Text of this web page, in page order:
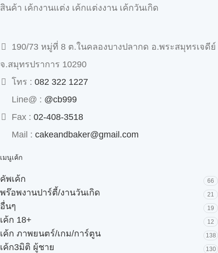
สินค้า เค้กงานแต่ง เค้กแต่งงาน เค้กวันเกิด
190/73 หมู่ที่ 8 ต.ในคลองบางปลากด อ.พระสมุทรเจดีย์
จ.สมุทรปราการ 10290
โทร : 082 322 1227
Line@ : @cb999
Fax : 02-408-3518
Mail : cakeandbaker@gmail.com
เมนูเค้ก
คัพเค้ก 66
พร๊อพงานปาร์ตี้/งานวันเกิด 21
อื่นๆ 19
เค้ก 18+ 12
เค้ก ภาพยนตร์/เกม/การ์ตูน 138
เค้ก3มิติ ผู้ชาย 130